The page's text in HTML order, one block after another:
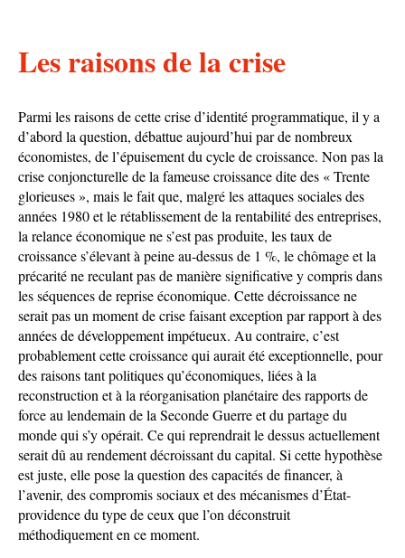
Les raisons de la crise
Parmi les raisons de cette crise d’identité programmatique, il y a
d’abord la question, débattue aujourd’hui par de nombreux
économistes, de l’épuisement du cycle de croissance. Non pas la
crise conjoncturelle de la fameuse croissance dite des « Trente
glorieuses », mais le fait que, malgré les attaques sociales des
années 1980 et le rétablissement de la rentabilité des entreprises,
la relance économique ne s’est pas produite, les taux de
croissance s’élevant à peine au-dessus de 1 %, le chômage et la
précarité ne reculant pas de manière significative y compris dans
les séquences de reprise économique. Cette décroissance ne
serait pas un moment de crise faisant exception par rapport à des
années de développement impétueux. Au contraire, c’est
probablement cette croissance qui aurait été exceptionnelle, pour
des raisons tant politiques qu’économiques, liées à la
reconstruction et à la réorganisation planétaire des rapports de
force au lendemain de la Seconde Guerre et du partage du
monde qui s’y opérait. Ce qui reprendrait le dessus actuellement
serait dû au rendement décroissant du capital. Si cette hypothèse
est juste, elle pose la question des capacités de financer, à
l’avenir, des compromis sociaux et des mécanismes d’État-
providence du type de ceux que l’on déconstruit
méthodiquement en ce moment.